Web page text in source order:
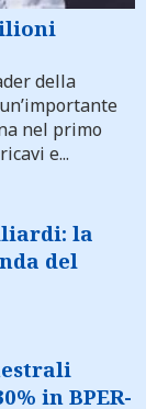
della
nel primo
e...
la
del
in BPER-